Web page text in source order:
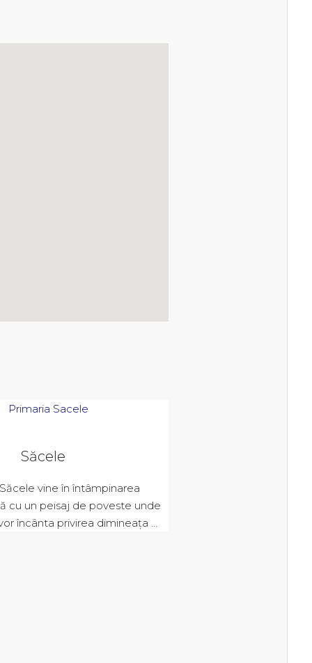
Săcele
vine în întâmpinarea
cu un peisaj de poveste unde
încânta privirea dimineața ...